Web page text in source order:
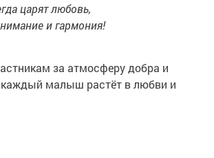
царят любовь,
и гармония!
за атмосферу добра и
каждый малыш растёт в любви и